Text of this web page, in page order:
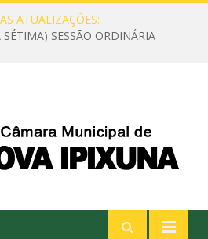
ATUALIZAÇÕES:
SÉTIMA) SESSÃO ORDINÁRIA